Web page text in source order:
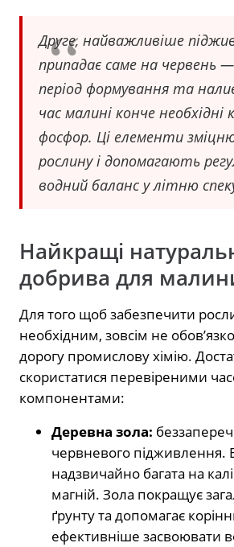
Друге, найважливіше
припадає саме на червень
період формування та
час малині конче необхідні
фосфор. Ці елементи
рослину і допомагають
водний баланс у літню
Найкращі
добрива для
Для того щоб забезпечити
необхідним, зовсім не
дорогу промислову хімію.
скористатися перевіреними
компонентами:
Деревна зола:
червневого підживлення.
надзвичайно багата на
магній. Зола покращує
ґрунту та допомагає
ефективніше засвоювати